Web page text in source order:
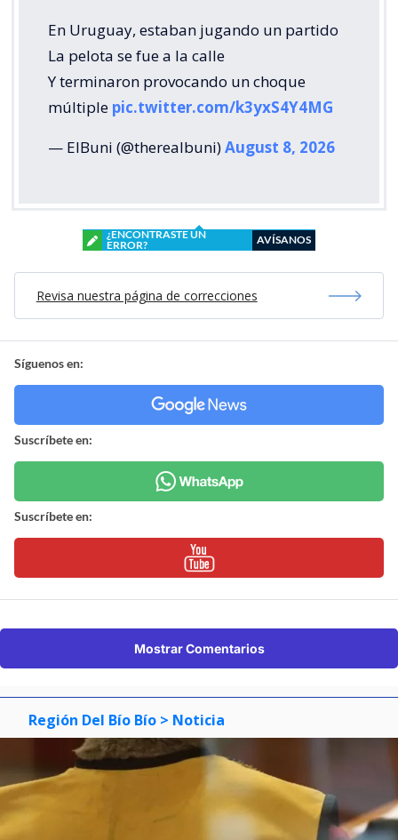
En Uruguay, estaban jugando un partido
La pelota se fue a la calle
Y terminaron provocando un choque
múltiple pic.twitter.com/k3yxS4Y4MG
— ElBuni (@therealbuni)August 8, 2026
¿ENCONTRASTE UN
ERROR?
AVÍSANOS
Revisa nuestra página de correcciones
Síguenos en:
Suscríbete en:
Suscríbete en:
Mostrar Comentarios
Región Del Bío Bío > Noticia